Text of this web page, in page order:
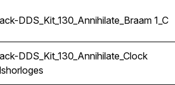
DDS_Kit_130_Annihilate_Braam 1_C
DDS_Kit_130_Annihilate_Braam 1_C
DDS_Kit_130_Annihilate_Clock
DDS_Kit_130_Annihilate_Clock
horloges